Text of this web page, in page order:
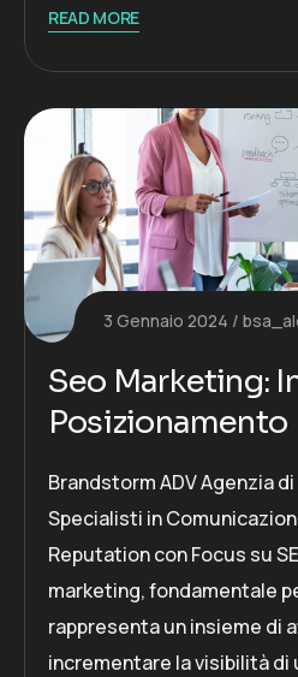
READ MORE
3 Gennaio 2024
Seo Marketing:
Posizionamento
Brandstorm ADV Agenzia
Specialisti in
Reputation con Focus su
marketing, fondamentale
rappresenta un insieme di
incrementare la visibilità di